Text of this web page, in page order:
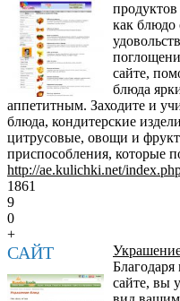
как блюдо
сайте,
блюда
аппетитным. Заходите и
блюда, кондитерские
цитрусовые, овощи и
приспособления, которые
http://ae.kulichki.net/
1861
9
0
+
САЙТ
сайте, вы